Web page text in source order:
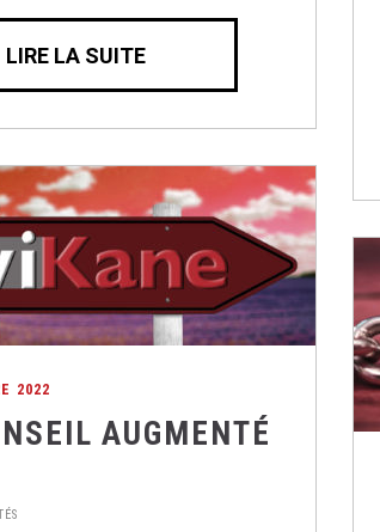
LIRE LA SUITE
2022
AUGMENTÉ